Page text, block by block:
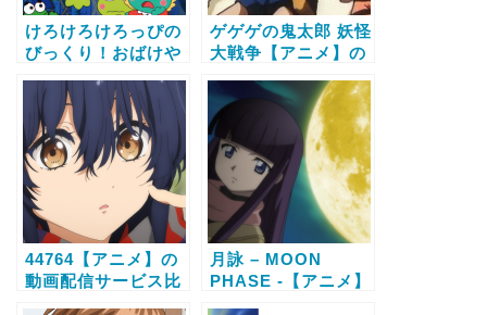
けろけろけろっぴの
びっくり！おばけや
画配信サービス比較
と無料で全話視聴す
る方法
ゲゲゲの鬼太郎 妖怪
大戦争【アニメ】の
較と無料で全話視聴
する方法
44764【アニメ】の
動画配信サービス比
月詠 – MOON
PHASE -【アニメ】